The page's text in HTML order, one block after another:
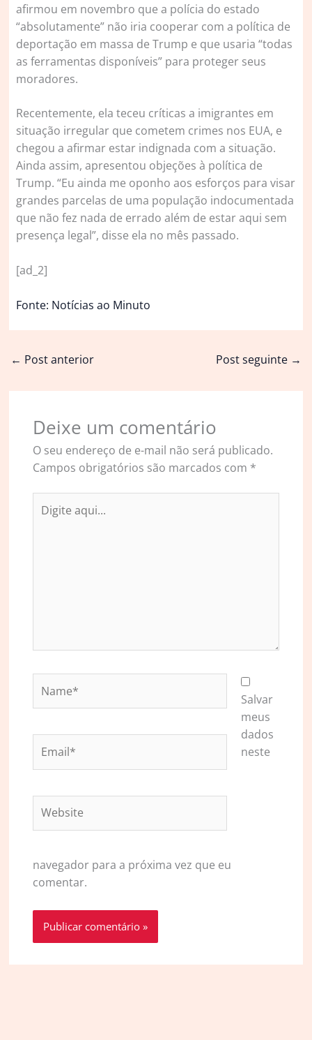
afirmou em novembro que a polícia do estado
“absolutamente” não iria cooperar com a política de
deportação em massa de Trump e que usaria “todas
as ferramentas disponíveis” para proteger seus
moradores.
Recentemente, ela teceu críticas a imigrantes em
situação irregular que cometem crimes nos EUA, e
chegou a afirmar estar indignada com a situação.
Ainda assim, apresentou objeções à política de
Trump. “Eu ainda me oponho aos esforços para visar
grandes parcelas de uma população indocumentada
que não fez nada de errado além de estar aqui sem
presença legal”, disse ela no mês passado.
[ad_2]
Fonte: Notícias ao Minuto
← Post anterior Post seguinte →
Deixe um comentário
O seu endereço de e-mail não será publicado.
Campos obrigatórios são marcados com *
aqui...
Salvar
meus
dados
neste
navegador para a próxima vez que eu
comentar.